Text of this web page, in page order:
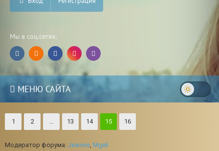
Мы в соц.сетях:
МЕНЮ САЙТА
1 2 … 13 14 15 16
Модератор форума: Jeannie, Mgeli